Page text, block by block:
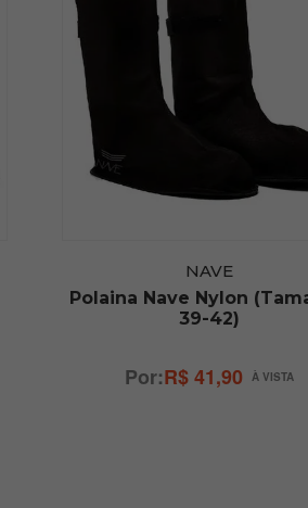
NAVE
Polaina Nave Nylon
39-42)
R$ 41,90